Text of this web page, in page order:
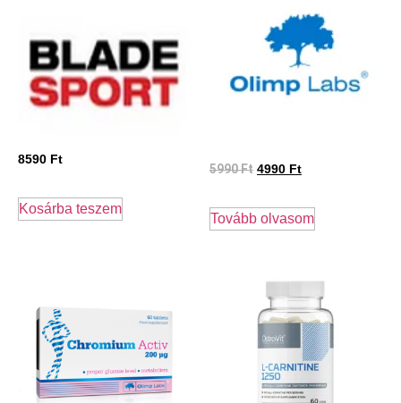
8590 Ft
Kosárba teszem
5990Ft 4990 Ft
Tovább olvasom